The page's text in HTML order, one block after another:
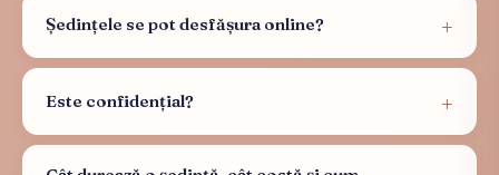
Ședințele se pot desfășura online?
Este confidențial?